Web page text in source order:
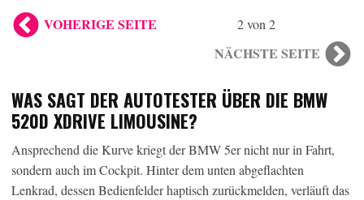
VOHERIGE SEITE 2 von 2
NÄCHSTE SEITE
WAS SAGT DER AUTOTESTER ÜBER DIE BMW
520D XDRIVE LIMOUSINE?
Ansprechend die Kurve kriegt der BMW 5er nicht nur in Fahrt,
sondern auch im Cockpit. Hinter dem unten abgeflachten
Lenkrad, dessen Bedienfelder haptisch zurückmelden, verläuft das